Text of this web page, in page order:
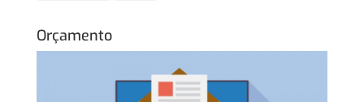
Orçamento